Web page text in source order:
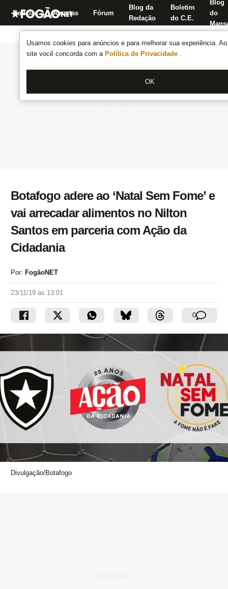
Usamos cookies para anúncios e para melhorar sua experiência.
site você concorda com a Política de Privacidade .
OK
Notícias Apostas Fórum
Blog da
Redação
Boletim
do C.E.
Blog
do
Botafogo adere ao ‘Natal Sem Fome’ e
vai arrecadar alimentos no Nilton
Santos em parceria com Ação da
Cidadania
Por: FogãoNET
23/11/19 às 13:01
0
Divulgação/Botafogo